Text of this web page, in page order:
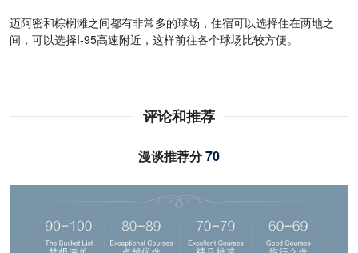
迈阿密和棕榈滩之间都有非常多的球场，住宿可以选择住在两地之
间，可以选择I-95高速附近，这样前往各个球场比较方便。
评论和推荐
漫谈推荐分70